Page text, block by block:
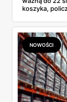
koszyka,
prawie 140 zł
waflowe
NOWOŚCI